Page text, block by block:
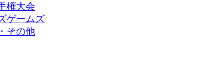
権大会
ゲームズ
その他